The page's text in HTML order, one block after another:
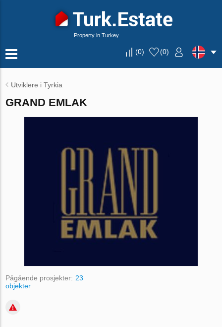
Property in Turkey
(0) (0)
Utviklere i Tyrkia
GRAND EMLAK
Pågående prosjekter: 23
objekter